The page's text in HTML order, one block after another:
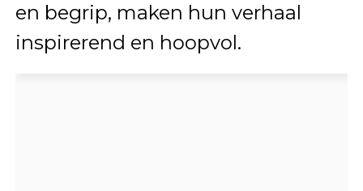
en begrip, maken hun verhaal
inspirerend en hoopvol.